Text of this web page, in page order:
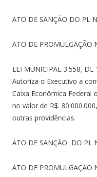
ATO DE SANÇÃO DO PL
ATO DE PROMULGAÇÃO
LEI MUNICIPAL 3.558,
Autoriza o Executivo a
Caixa Econômica Federal
no valor de R$.
outras providências.
ATO DE SANÇÃO DO PL
ATO DE PROMULGAÇÃO